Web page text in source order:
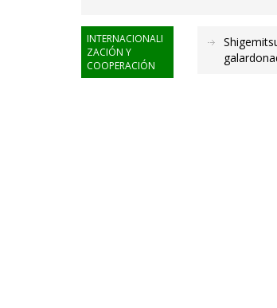
INTERNACIONALI
ZACIÓN Y
COOPERACIÓN